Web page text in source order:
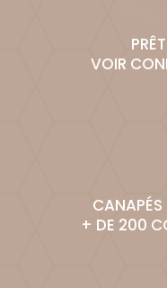
VOIR
CANAPÉS
+ DE 200